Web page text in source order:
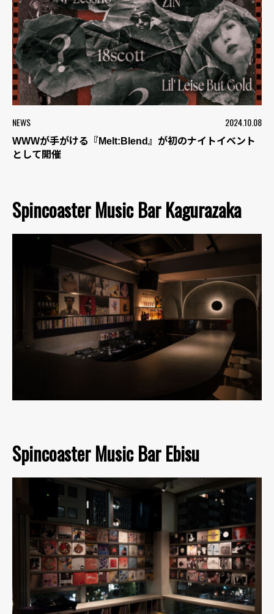
NEWS 2024.10.08
WWWが手がける『Melt:Blend』が初のナイトイベント
として開催
Spincoaster Music Bar Kagurazaka
Spincoaster Music Bar Ebisu